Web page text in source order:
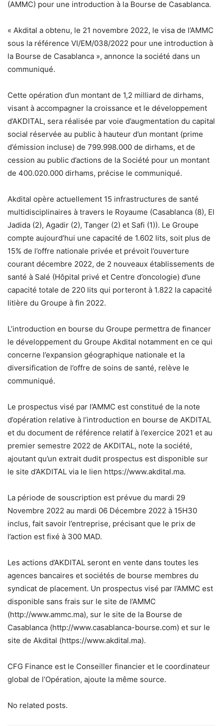
(AMMC) pour une introduction à la Bourse de Casablanca.
« Akdital a obtenu, le 21 novembre 2022, le visa de l’AMMC
sous la référence VI/EM/038/2022 pour une introduction à
la Bourse de Casablanca », annonce la société dans un
communiqué.
Cette opération d’un montant de 1,2 milliard de dirhams,
visant à accompagner la croissance et le développement
d’AKDITAL, sera réalisée par voie d’augmentation du capital
social réservée au public à hauteur d’un montant (prime
d’émission incluse) de 799.998.000 de dirhams, et de
cession au public d’actions de la Société pour un montant
de 400.020.000 dirhams, précise le communiqué.
Akdital opère actuellement 15 infrastructures de santé
multidisciplinaires à travers le Royaume (Casablanca (8), El
Jadida (2), Agadir (2), Tanger (2) et Safi (1)). Le Groupe
compte aujourd’hui une capacité de 1.602 lits, soit plus de
15% de l’offre nationale privée et prévoit l’ouverture
courant décembre 2022, de 2 nouveaux établissements de
santé à Salé (Hôpital privé et Centre d’oncologie) d’une
capacité totale de 220 lits qui porteront à 1.822 la capacité
litière du Groupe à fin 2022.
L’introduction en bourse du Groupe permettra de financer
le développement du Groupe Akdital notamment en ce qui
concerne l’expansion géographique nationale et la
diversification de l’offre de soins de santé, relève le
communiqué.
Le prospectus visé par l’AMMC est constitué de la note
d’opération relative à l’introduction en bourse de AKDITAL
et du document de référence relatif à l’exercice 2021 et au
premier semestre 2022 de AKDITAL, note la société,
ajoutant qu’un extrait dudit prospectus est disponible sur
le site d’AKDITAL via le lien https://www.akdital.ma.
La période de souscription est prévue du mardi 29
Novembre 2022 au mardi 06 Décembre 2022 à 15H30
inclus, fait savoir l’entreprise, précisant que le prix de
l’action est fixé à 300 MAD.
Les actions d’AKDITAL seront en vente dans toutes les
agences bancaires et sociétés de bourse membres du
syndicat de placement. Un prospectus visé par l’AMMC est
disponible sans frais sur le site de l’AMMC
(http://www.ammc.ma), sur le site de la Bourse de
Casablanca (http://www.casablanca-bourse.com) et sur le
site de Akdital (https://www.akdital.ma).
CFG Finance est le Conseiller financier et le coordinateur
global de l’Opération, ajoute la même source.
No related posts.